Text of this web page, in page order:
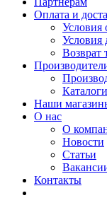
Оплата и
Условия
Условия
Возврат
Наши
О нас
О
Новости
Статьи
Контакты